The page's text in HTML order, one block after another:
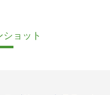
ショット